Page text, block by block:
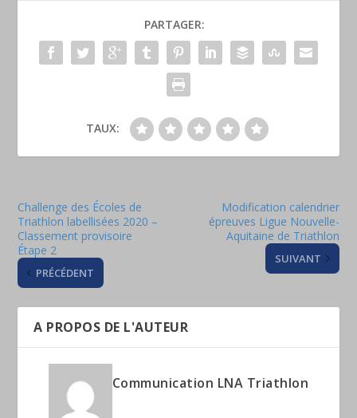
PARTAGER:
TAUX:
Challenge des Écoles de
Triathlon labellisées 2020 –
Classement provisoire
Étape 2
PRÉCÉDENT
Modification calendrier
épreuves Ligue Nouvelle-
Aquitaine de Triathlon
SUIVANT
A PROPOS DE L'AUTEUR
Communication LNA Triathlon